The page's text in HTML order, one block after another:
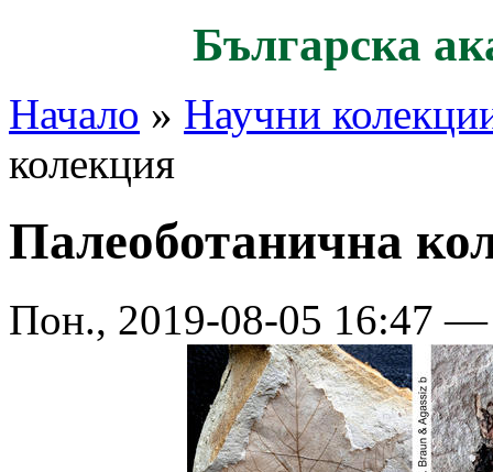
Българска
Начало » Научни
колекция
Палеоботанична
Пон., 2019-08-05 16:47